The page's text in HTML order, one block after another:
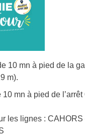
10 mn à pied de la
m).
10 mn à pied de
les lignes :